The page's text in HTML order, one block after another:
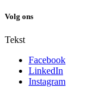
Volg ons
Tekst
Facebook
LinkedIn
Instagram